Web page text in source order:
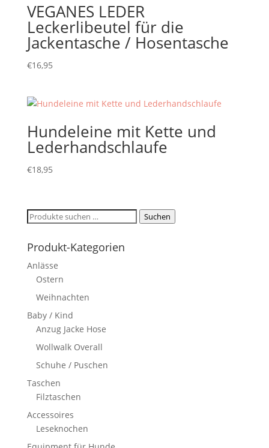
VEGANES LEDER
Leckerlibeutel für die
Jackentasche / Hosentasche
€16,95
Hundeleine mit Kette und
Lederhandschlaufe
€18,95
Suchen
Suchen
Produkt-Kategorien
Anlässe
Ostern
Weihnachten
Baby / Kind
Anzug Jacke Hose
Wollwalk Overall
Schuhe / Puschen
Taschen
Filztaschen
Accessoires
Leseknochen